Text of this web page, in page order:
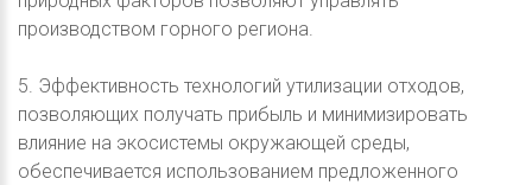
производством горного региона.
5. Эффективность технологий утилизации отходов,
позволяющих получать прибыль и минимизировать
влияние на экосистемы окружающей среды,
обеспечивается использованием предложенного